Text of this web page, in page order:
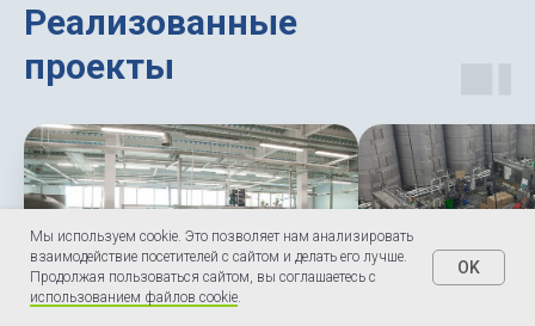
Мы используем cookie. Это позволяет нам анализировать
взаимодействие посетителей с сайтом и делать его лучше.
Продолжая пользоваться сайтом, вы соглашаетесь с
использованием файлов cookie.
OK
Реализованные
проекты